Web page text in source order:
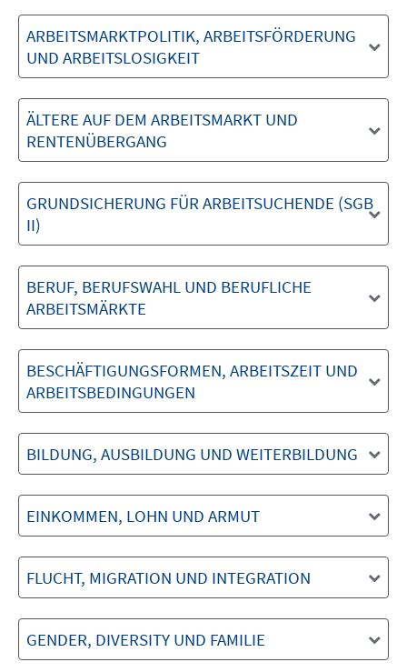
ARBEITSMARKTPOLITIK, ARBEITSFÖRDERUNG
UND ARBEITSLOSIGKEIT
ÄLTERE AUF DEM ARBEITSMARKT UND
RENTENÜBERGANG
GRUNDSICHERUNG FÜR ARBEITSUCHENDE (SGB
II)
BERUF, BERUFSWAHL UND BERUFLICHE
ARBEITSMÄRKTE
BESCHÄFTIGUNGSFORMEN, ARBEITSZEIT UND
ARBEITSBEDINGUNGEN
BILDUNG, AUSBILDUNG UND WEITERBILDUNG
EINKOMMEN, LOHN UND ARMUT
FLUCHT, MIGRATION UND INTEGRATION
GENDER, DIVERSITY UND FAMILIE